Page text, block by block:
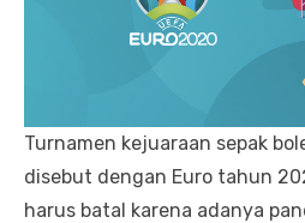
Turnamen kejuaraan sepak
disebut dengan Euro tahun
harus batal karena adanya